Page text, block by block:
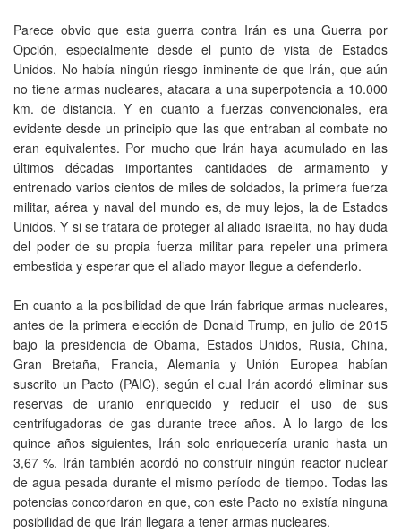
Parece obvio que esta guerra contra Irán es una Guerra por
Opción, especialmente desde el punto de vista de Estados
Unidos. No había ningún riesgo inminente de que Irán, que aún
no tiene armas nucleares, atacara a una superpotencia a 10.000
km. de distancia. Y en cuanto a fuerzas convencionales, era
evidente desde un principio que las que entraban al combate no
eran equivalentes. Por mucho que Irán haya acumulado en las
últimos décadas importantes cantidades de armamento y
entrenado varios cientos de miles de soldados, la primera fuerza
militar, aérea y naval del mundo es, de muy lejos, la de Estados
Unidos. Y si se tratara de proteger al aliado israelita, no hay duda
del poder de su propia fuerza militar para repeler una primera
embestida y esperar que el aliado mayor llegue a defenderlo.
En cuanto a la posibilidad de que Irán fabrique armas nucleares,
antes de la primera elección de Donald Trump, en julio de 2015
bajo la presidencia de Obama, Estados Unidos, Rusia, China,
Gran Bretaña, Francia, Alemania y Unión Europea habían
suscrito un Pacto (PAIC), según el cual Irán acordó eliminar sus
reservas de uranio enriquecido y reducir el uso de sus
centrifugadoras de gas durante trece años. A lo largo de los
quince años siguientes, Irán solo enriquecería uranio hasta un
3,67 %. Irán también acordó no construir ningún reactor nuclear
de agua pesada durante el mismo período de tiempo. Todas las
potencias concordaron en que, con este Pacto no existía ninguna
posibilidad de que Irán llegara a tener armas nucleares.